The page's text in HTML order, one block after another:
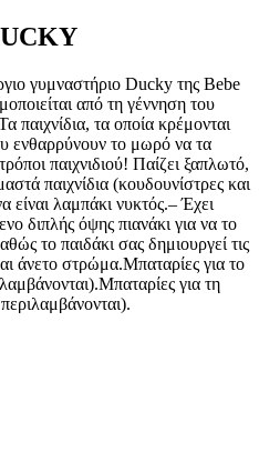
γυμναστήριο Ducky της Bebe
από τη γέννηση του
τα οποία κρέμονται
ενθαρρύνουν το μωρό να τα
παιχνιδιού! Παίζει ξαπλωτό,
παιχνίδια (κουδουνίστρες και
λαμπάκι νυκτός.– Έχει
διπλής όψης πιανάκι για να το
το παιδάκι σας δημιουργεί τις
άνετο στρώμα.Μπαταρίες για το
για τη